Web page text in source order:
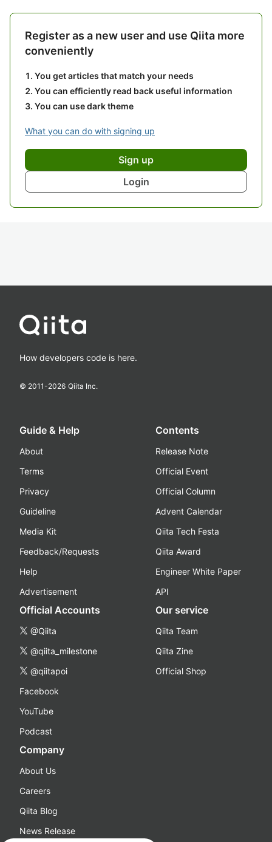
Register as a new user and use Qiita more
conveniently
You get articles that match your needs
You can efficiently read back useful information
You can use dark theme
What you can do with signing up
Sign up
Login
How developers code is here.
© 2011-2026 Qiita Inc.
Guide & Help
About
Terms
Privacy
Guideline
Media Kit
Feedback/Requests
Help
Advertisement
Contents
Release Note
Official Event
Official Column
Advent Calendar
Qiita Tech Festa
Qiita Award
Engineer White Paper
API
Official Accounts
@Qiita
@qiita_milestone
@qiitapoi
Facebook
YouTube
Podcast
Our service
Qiita Team
Qiita Zine
Official Shop
Company
About Us
Careers
Qiita Blog
News Release